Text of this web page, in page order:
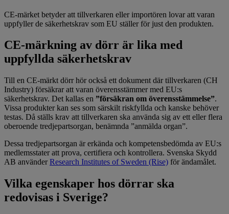
CE-märket betyder att tillverkaren eller importören lovar att varan
uppfyller de säkerhetskrav som EU ställer för just den produkten.
CE-märkning av dörr är lika med
uppfyllda säkerhetskrav
Till en CE-märkt dörr hör också ett dokument där tillverkaren (CH
Industry) försäkrar att varan överensstämmer med EU:s
säkerhetskrav. Det kallas en ”försäkran om överensstämmelse”.
Vissa produkter kan ses som särskilt riskfyllda och kanske behöver
testas. Då ställs krav att tillverkaren ska använda sig av ett eller flera
oberoende tredjepartsorgan, benämnda ”anmälda organ”.
Dessa tredjepartsorgan är erkända och kompetensbedömda av EU:s
medlemsstater att prova, certifiera och kontrollera. Svenska Skydd
AB använder Research Institutes of Sweden (Rise) för ändamålet.
Vilka egenskaper hos dörrar ska
redovisas i Sverige?